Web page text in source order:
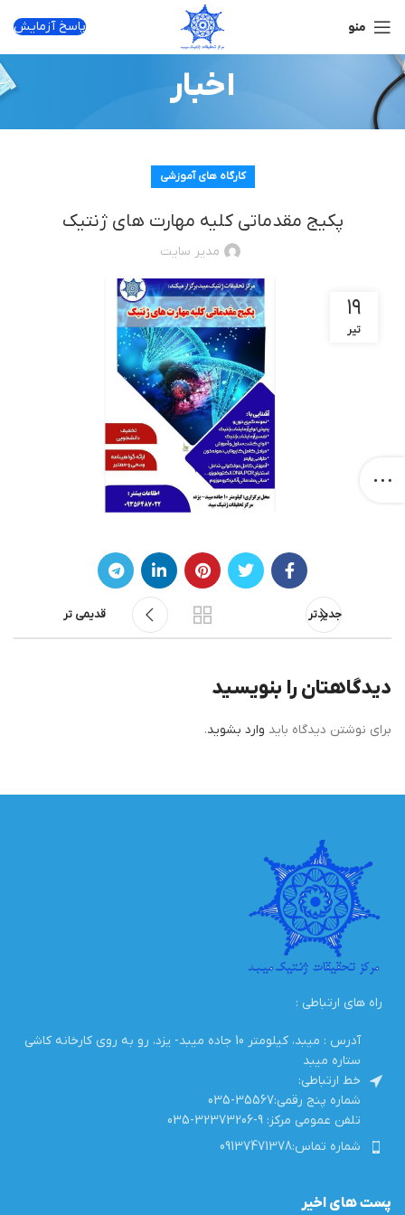
منو پاسخ آزمایش
اخبار
کارگاه های آموزشی
پکیج مقدماتی کلیه مهارت های ژنتیک
مدیر سایت
۱۹
تیر
جدیدتر قدیمی تر
دیدگاهتان را بنویسید
برای نوشتن دیدگاه باید وارد بشوید.
راه های ارتباطی :
آدرس : میبد، کیلومتر 10 جاده میبد- یزد، رو به روی کارخانه کاشی
ستاره میبد
خط ارتباطی:
شماره پنج رقمی:35567-035
تلفن عمومی مرکز: 9-32373206-035
شماره تماس:09137471378
پست های اخیر